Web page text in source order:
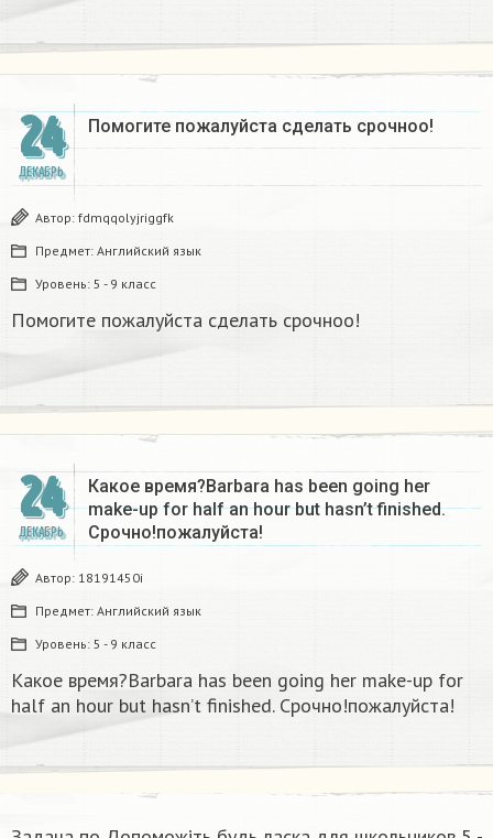
24
ДЕКАБРЬ
Помогите пожалуйста сделать срочноо! ​
Автор: fdmqqolyjriggfk
Предмет: Английский язык
Уровень: 5 - 9 класс
Помогите пожалуйста сделать срочноо!
24
ДЕКАБРЬ
Какое время?Barbara has been going her
make-up for half an hour but hasn’t finished.
Срочно!пожалуйста!
Автор: 18191450i
Предмет: Английский язык
Уровень: 5 - 9 класс
Какое время?Barbara has been going her make-up for
half an hour but hasn’t finished. Срочно!пожалуйста!